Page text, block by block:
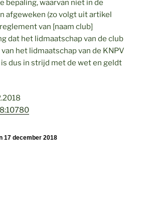
bepaling, waarvan niet in de
afgeweken (zo volgt uit artikel
van [naam club]
dat het lidmaatschap van de club
het lidmaatschap van de KNPV
is dus in strijd met de wet en geldt
17 december 2018